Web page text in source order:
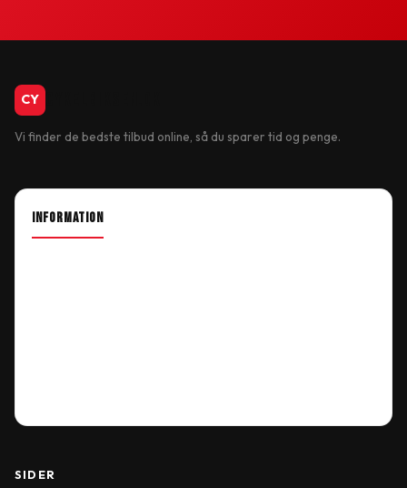
CY
Vi finder de bedste tilbud online, så du sparer tid og penge.
INFORMATION
SIDER